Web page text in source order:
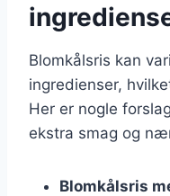
Blomkålsris kan
ingredienser,
Her er nogle
ekstra smag og
Blomkålsris